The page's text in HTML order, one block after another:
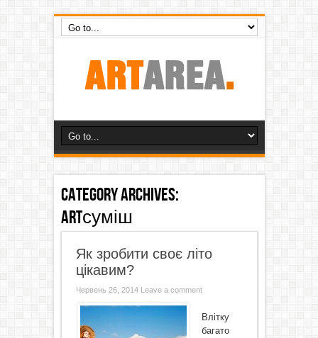
Category Archives:
ARTсуміш
Як зробити своє літо
цікавим?
Червень 26, 2014 Leave a comment
Влітку
багато